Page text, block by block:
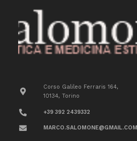
Corso Galileo Ferraris 164,
10134, Torino
+39 392 2439332
MARCO.SALOMONE@GMAIL.COM